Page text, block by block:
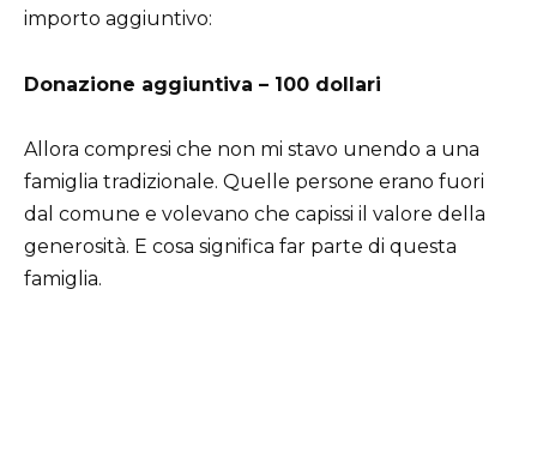
importo aggiuntivo:
Donazione aggiuntiva – 100 dollari
Allora compresi che non mi stavo unendo a una
famiglia tradizionale. Quelle persone erano fuori
dal comune e volevano che capissi il valore della
generosità. E cosa significa far parte di questa
famiglia.